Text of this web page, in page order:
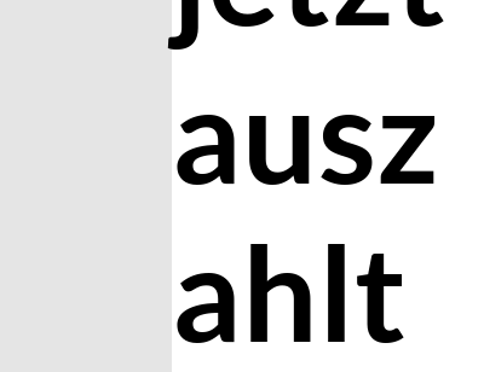
ausz
ahlt